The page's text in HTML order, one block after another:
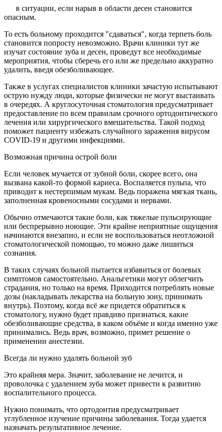
в ситуации, если нарыв в области десен становится
опасным.
То есть больному проходится "сдаваться", когда терпеть боль
становится попросту невозможно. Врачи клиники тут же
изучат состояние зуба и десен, проведут все необходимые
мероприятия, чтобы сберечь его или же предельно аккуратно
удалить, введя обезболивающее.
Также в услугах специалистов клиники зачастую испытывают
острую нужду люди, которые физически не могут выстаивать
в очередях. А круглосуточная стоматология предусматривает
предоставление по всем правилам срочного ортодонтического
лечения или хирургического вмешательства. Такой подход
поможет пациенту избежать случайного заражения вирусом
COVID-19 и другими инфекциями.
Возможная причина острой боли
Если человек мучается от зубной боли, скорее всего, она
вызвана какой-то формой кариеса. Воспаляется пульпа, что
приводит к нестерпимым мукам. Ведь поражена мягкая ткань,
заполненная кровеносными сосудами и нервами.
Обычно отмечаются такие боли, как тяжелые пульсирующие
или беспрерывно ноющие. Эти крайне неприятные ощущения
начинаются внезапно, и если не воспользоваться неотложной
стоматологической помощью, то можно даже лишиться
сознания.
В таких случаях больной пытается избавиться от болевых
симптомов самостоятельно. Анальгетики могут облегчить
страдания, но только на время. Приходится потреблять новые
дозы (накладывать лекарства на больную зону, принимать
внутрь). Поэтому, когда всё же придется обратиться к
стоматологу, нужно будет правдиво признаться, какие
обезболивающие средства, в каком объёме и когда именно уже
принимались. Ведь врач, возможно, примет решение о
применении анестезии.
Всегда ли нужно удалять больной зуб
Это крайняя мера. Значит, заболевание не лечится, и
проволочка с удалением зуба может привести к развитию
воспалительного процесса.
Нужно понимать, что ортодонтия предусматривает
углубленное изучение причины заболевания. Тогда удается
назначать результативное лечение.